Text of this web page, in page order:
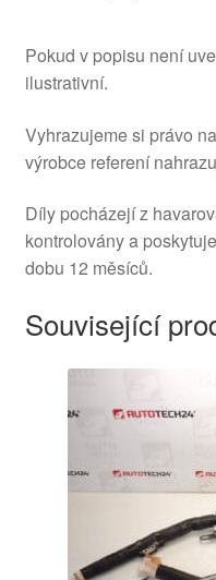
Pokud v popisu není
ilustrativní.
Vyhrazujeme si právo
výrobce referení
Díly pocházejí z
kontrolovány a
dobu 12 měsíců.
Související